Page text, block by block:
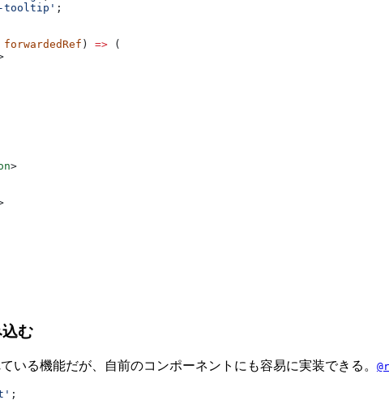
tooltip' ;
forwardedRef ) => (
>
む
いる機能だが、自前のコンポーネントにも容易に実装できる。
;